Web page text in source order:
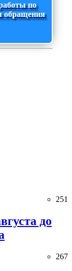
по
обращения
251
до
267